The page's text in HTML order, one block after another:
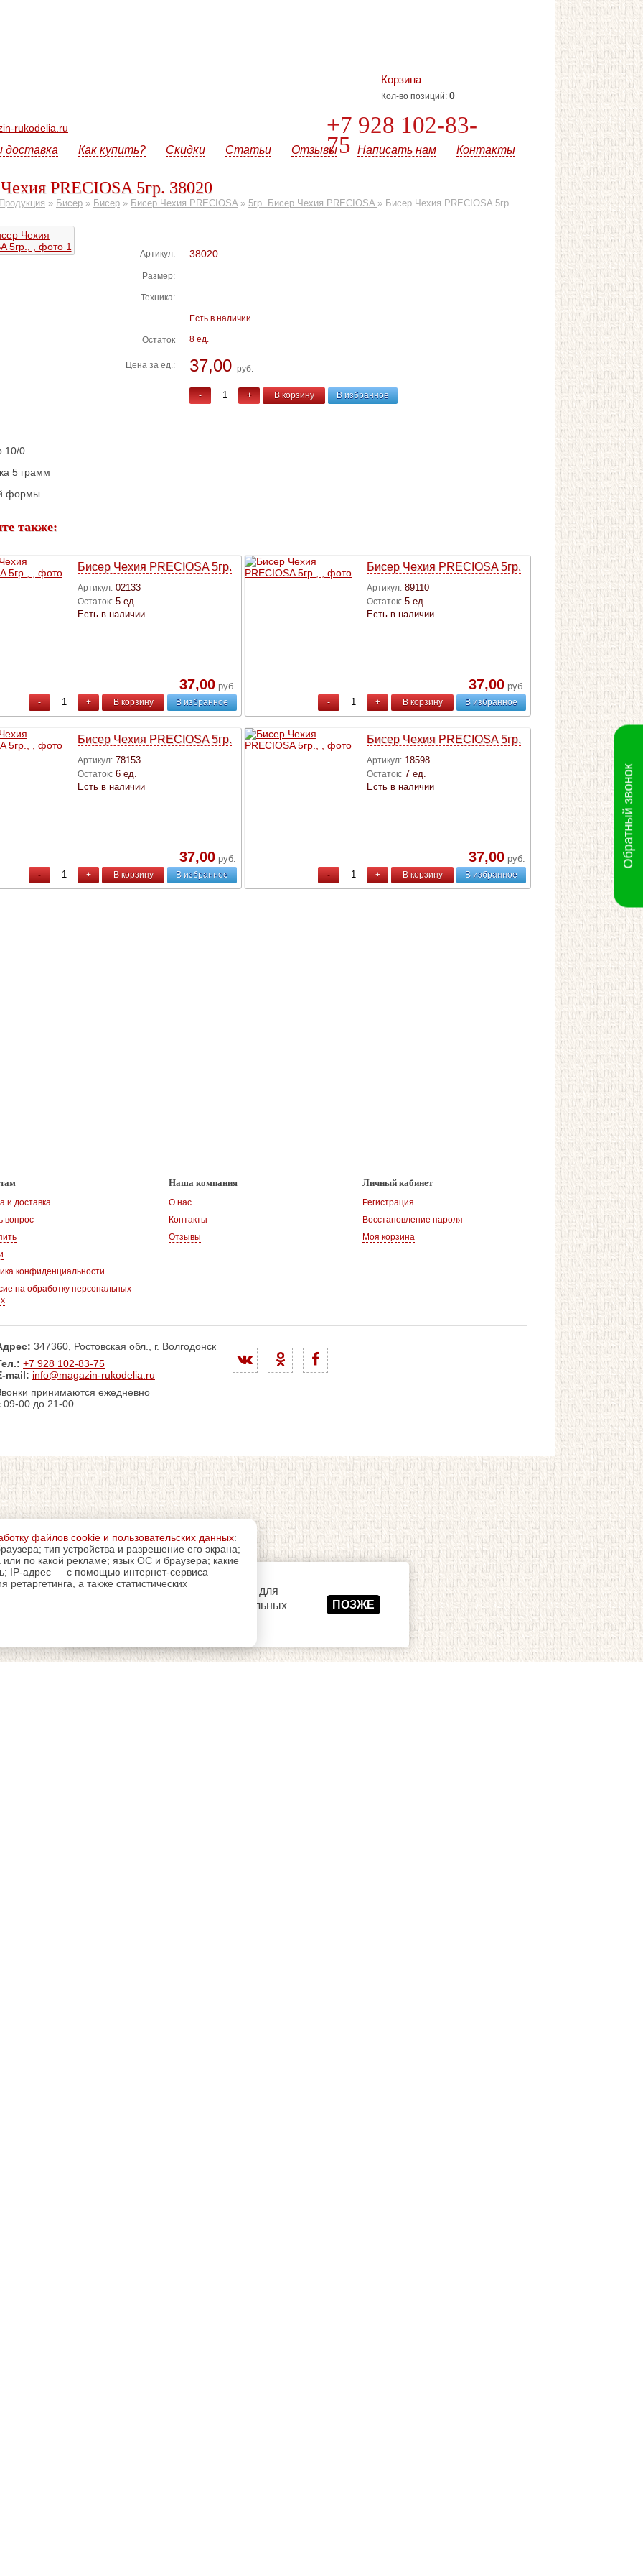
Корзина
Кол-во позиций: 0
+7 928 102-83-
75
rukodelia.ru
доставка Как купить? Скидки Статьи Отзывы Написать нам Контакты
PRECIOSA 5гр. 38020
Продукция » Бисер » Бисер » Бисер Чехия PRECIOSA» 5гр. Бисер Чехия PRECIOSA » Бисер Чехия PRECIOSA 5гр.
Артикул: 38020
Размер:
Техника:
Есть в наличии
Остаток 8 ед.
Цена за ед.: 37,00 руб.
- + В корзину В избранное
10/0
5 грамм
формы
также:
Бисер Чехия PRECIOSA 5гр.
Артикул: 02133
Остаток: 5 ед.
Есть в наличии
37,00 руб.
- + В корзину В избранное
Бисер Чехия PRECIOSA 5гр.
Артикул: 89110
Остаток: 5 ед.
Есть в наличии
37,00 руб.
- + В корзину В избранное
Бисер Чехия PRECIOSA 5гр.
Артикул: 78153
Остаток: 6 ед.
Есть в наличии
37,00 руб.
- + В корзину В избранное
Бисер Чехия PRECIOSA 5гр.
Артикул: 18598
Остаток: 7 ед.
Есть в наличии
37,00 руб.
- + В корзину В избранное
и доставка
вопрос
конфиденциальности
на обработку персональных
Наша компания
О нас
Контакты
Отзывы
Личный кабинет
Регистрация
Восстановление пароля
Моя корзина
347360, Ростовская обл., г. Волгодонск
+7 928 102-83-75
mail: info@magazin-rukodelia.ru
принимаются ежедневно
09-00 до 21-00
Обратный звонок
файлов cookie и пользовательских данных:
тип устройства и разрешение его экрана;
или по какой рекламе; язык ОС и браузера; какие
IP-адрес — с помощью интернет-сервиса
а также статистических
Пройдитерегистрацию
для
использования дополнительных
ПОЗЖЕ